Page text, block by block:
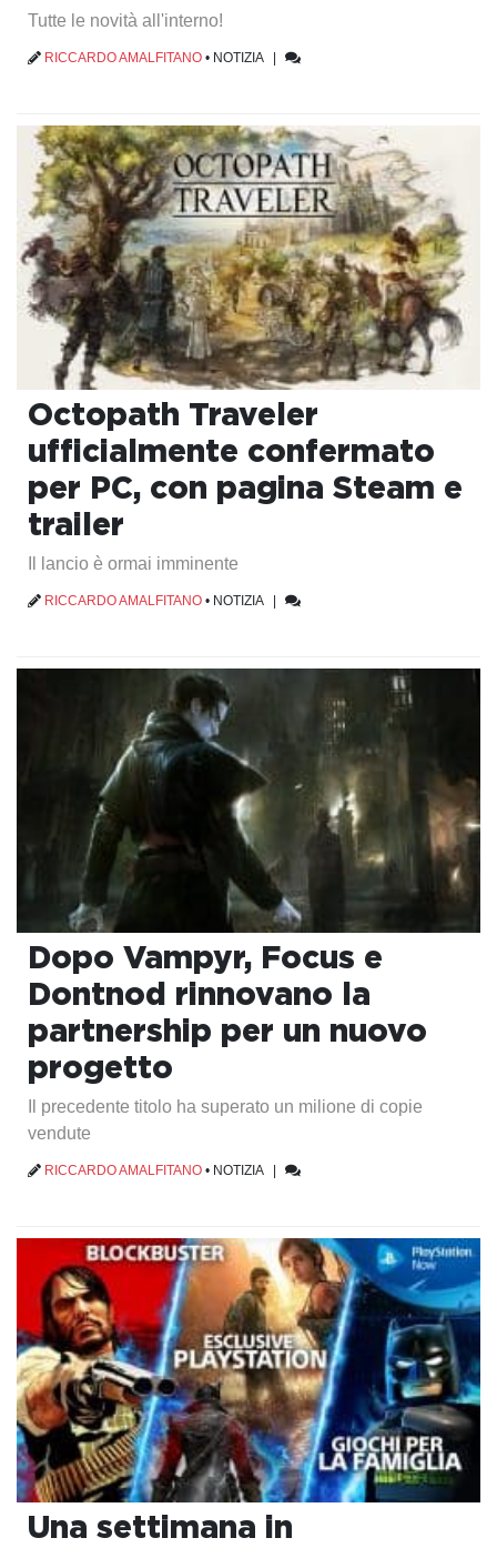
Tutte le novità all'interno!
RICCARDO AMALFITANO • NOTIZIA|
Octopath Traveler
ufficialmente confermato
per PC, con pagina Steam e
trailer
Il lancio è ormai imminente
RICCARDO AMALFITANO • NOTIZIA|
Dopo Vampyr, Focus e
Dontnod rinnovano la
partnership per un nuovo
progetto
Il precedente titolo ha superato un milione di copie
vendute
RICCARDO AMALFITANO • NOTIZIA|
Una settimana in